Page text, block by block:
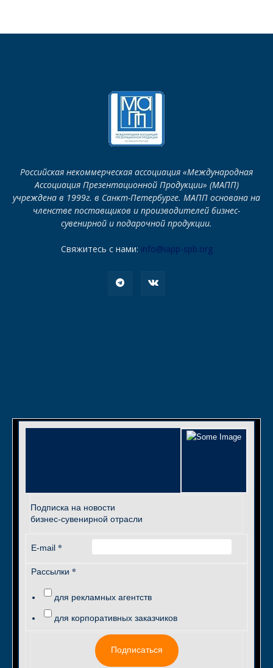
Российская некоммерческая ассоциация «Международная
Ассоциация Презентационной Продукции» (МАПП)
учреждена в 1999г. в Санкт-Петербурге. МАПП основана на
членстве поставщиков и производителей бизнес-
сувенирной и подарочной продукции.
Свяжитесь с нами: info@iapp-spb.org
Подписка на новости
бизнес-сувенирной отрасли
E-mail *
Рассылки *
для рекламных агентств
для корпоративных заказчиков
Подписаться